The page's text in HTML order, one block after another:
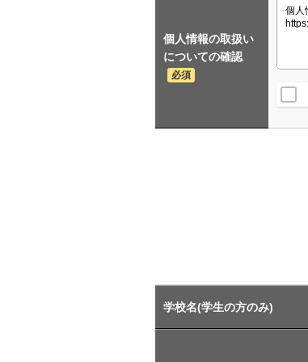
個人情報の取扱い
についての確認
必須
学校名(学生の方のみ)